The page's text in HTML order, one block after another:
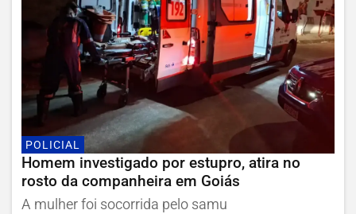
POLICIAL
Homem investigado por estupro, atira no
rosto da companheira em Goiás
A mulher foi socorrida pelo samu